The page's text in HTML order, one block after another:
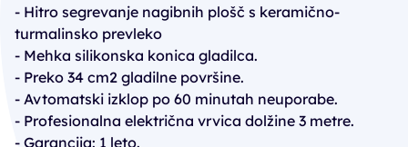
- Hitro segrevanje nagibnih plošč s keramično-
turmalinsko prevleko
- Mehka silikonska konica gladilca.
- Preko 34 cm2 gladilne površine.
- Avtomatski izklop po 60 minutah neuporabe.
- Profesionalna električna vrvica dolžine 3 metre.
- Garancija: 1 leto.